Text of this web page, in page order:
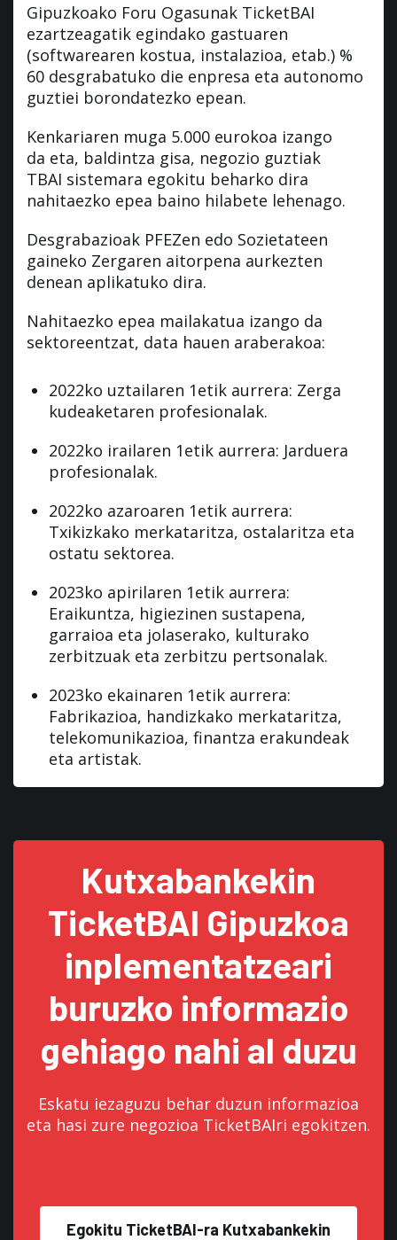
Gipuzkoako Foru Ogasunak TicketBAI
ezartzeagatik egindako gastuaren
(softwarearen kostua, instalazioa, etab.) %
60 desgrabatuko die enpresa eta autonomo
guztiei borondatezko epean.
Kenkariaren muga 5.000 eurokoa izango
da eta, baldintza gisa, negozio guztiak
TBAI sistemara egokitu beharko dira
nahitaezko epea baino hilabete lehenago.
Desgrabazioak PFEZen edo Sozietateen
gaineko Zergaren aitorpena aurkezten
denean aplikatuko dira.
Nahitaezko epea mailakatua izango da
sektoreentzat, data hauen araberakoa:
2022ko uztailaren 1etik aurrera: Zerga
kudeaketaren profesionalak.
2022ko irailaren 1etik aurrera: Jarduera
profesionalak.
2022ko azaroaren 1etik aurrera:
Txikizkako merkataritza, ostalaritza eta
ostatu sektorea.
2023ko apirilaren 1etik aurrera:
Eraikuntza, higiezinen sustapena,
garraioa eta jolaserako, kulturako
zerbitzuak eta zerbitzu pertsonalak.
2023ko ekainaren 1etik aurrera:
Fabrikazioa, handizkako merkataritza,
telekomunikazioa, finantza erakundeak
eta artistak.
Kutxabankekin
TicketBAI Gipuzkoa
inplementatzeari
buruzko informazio
gehiago nahi al duzu
Eskatu iezaguzu behar duzun informazioa
eta hasi zure negozioa TicketBAIri egokitzen.
Egokitu TicketBAI-ra Kutxabankekin